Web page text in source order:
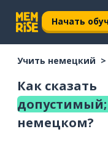
Начать
Учить немецкий
Как сказать
немецком?